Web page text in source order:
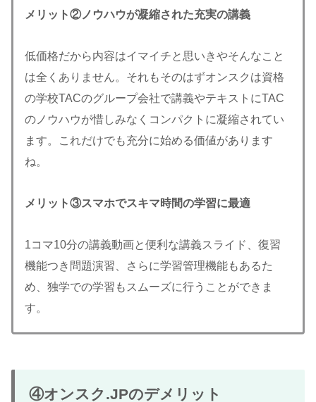
メリット②ノウハウが凝縮された充実の講義
低価格だから内容はイマイチと思いきやそんなこと
は全くありません。それもそのはずオンスクは資格
の学校TACのグループ会社で講義やテキストにTAC
のノウハウが惜しみなくコンパクトに凝縮されてい
ます。これだけでも充分に始める価値があります
ね。
メリット③スマホでスキマ時間の学習に最適
1コマ10分の講義動画と便利な講義スライド、復習
機能つき問題演習、さらに学習管理機能もあるた
め、独学での学習もスムーズに行うことができま
す。
④オンスク.JPのデメリット